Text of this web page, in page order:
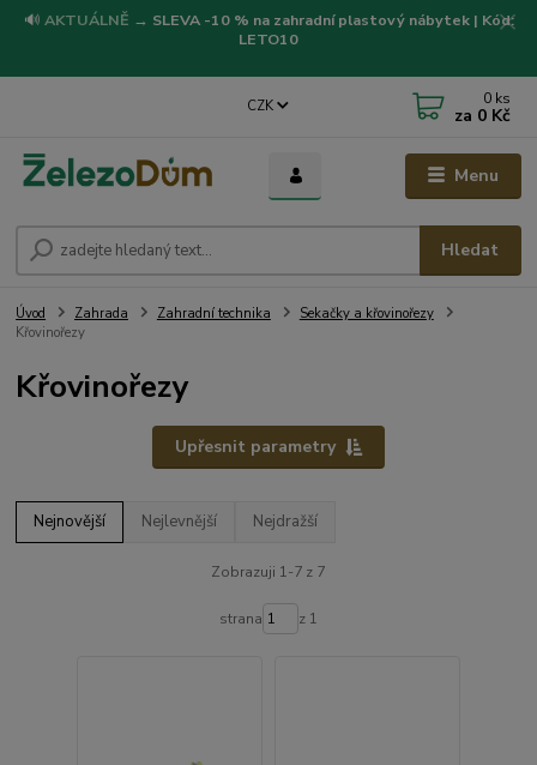
🔊 AKTUÁLNĚ → SLEVA -10 % na zahradní plastový nábytek | Kód:
LETO10
Menu
CZK
Hledat
0 ks
za 0 Kč
Úvod Zahrada Zahradní technika
Sekačky a křovinořezy
Křovinořezy
Křovinořezy
Upřesnit parametry
Nejnovější Nejlevnější Nejdražší
Zobrazuji 1-7 z 7
strana z 1